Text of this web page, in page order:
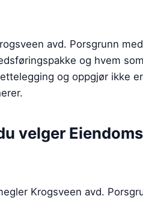
avd. Porsgrunn
og hvem
og oppgjør ikke
velger
Krogsveen avd.